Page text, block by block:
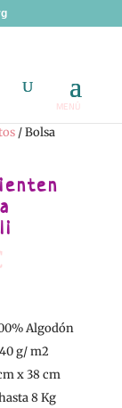
/ Bolsa
Algodón
g/ m2
x 38 cm
8 Kg